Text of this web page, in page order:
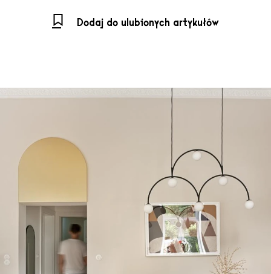
Dodaj do ulubionych artykułów